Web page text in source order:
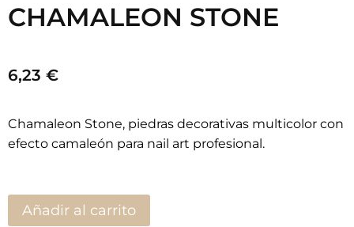
CHAMALEON STONE
6,23 €
Chamaleon Stone, piedras decorativas multicolor con
efecto camaleón para nail art profesional.
Añadir al carrito